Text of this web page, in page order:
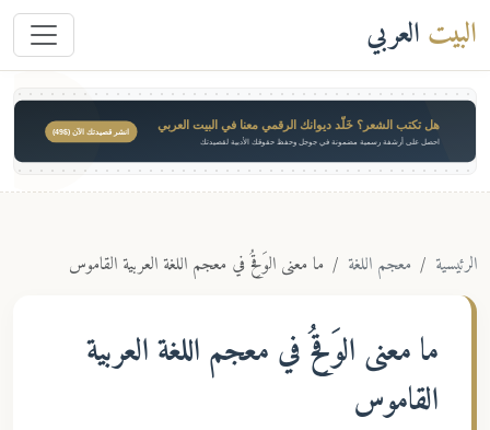
البيت العربي
هل تكتب الشعر؟ خَلّد ديوانك الرقمي معنا في البيت العربي
احصل على أرشفة رسمية مضمونة في جوجل وحفظ حقوقك الأدبية لقصيدتك
انشر قصيدتك الآن ($49)
الرئيسية معجم اللغة ما معنى الوَقِحُ في معجم اللغة العربية القاموس
ما معنى الوَقِحُفي معجم اللغة العربية
القاموس